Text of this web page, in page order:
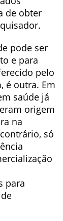
de obter
pode ser
e para
pelo
é outra. Em
saúde já
origem
na
só
para